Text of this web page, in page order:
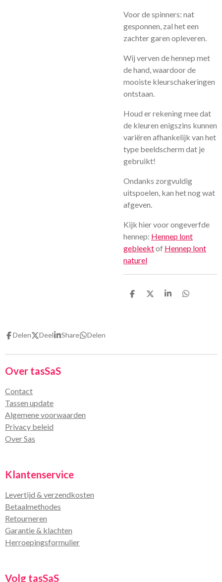
Voor de spinners: nat
gesponnen, zal het een
zachter garen opleveren.
Wij verven de hennep met
de hand, waardoor de
mooiste kleurschakeringen
ontstaan.
Houd er rekening mee dat
de kleuren enigszins kunnen
variëren afhankelijk van het
type beeldscherm dat je
gebruikt!
Ondanks zorgvuldig
uitspoelen, kan het nog wat
afgeven.
Kijk hier voor ongeverfde
hennep: Hennep lont
gebleektof Hennep lont
naturel
D
D
S
D
Delen Deel Share Delen
Over tasSaS
Contact
Tassen update
Algemene voorwaarden
Privacy beleid
Over Sas
Klantenservice
Levertijd & verzendkosten
Betaalmethodes
Retourneren
Garantie & klachten
Herroepingsformulier
Volg tasSaS